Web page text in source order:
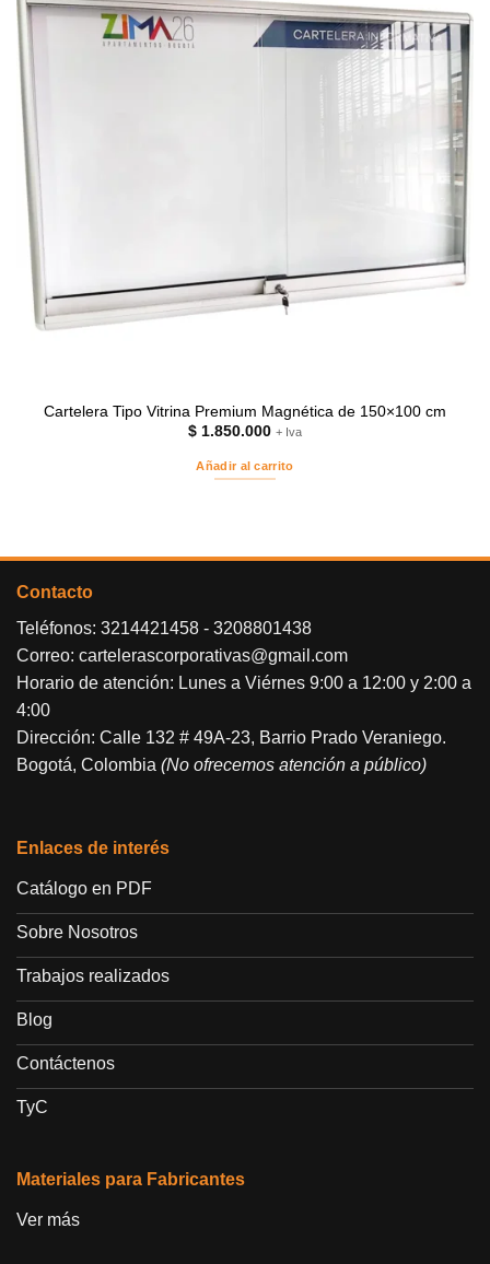
Cartelera Tipo Vitrina Premium Magnética de 150×100 cm
$ 1.850.000 + Iva
Añadir al carrito
Contacto
Teléfonos: 3214421458 - 3208801438
Correo: cartelerascorporativas@gmail.com
Horario de atención: Lunes a Viérnes 9:00 a 12:00 y 2:00 a
4:00
Dirección: Calle 132 # 49A-23, Barrio Prado Veraniego.
Bogotá, Colombia (No ofrecemos atención a público)
Enlaces de interés
Catálogo en PDF
Sobre Nosotros
Trabajos realizados
Blog
Contáctenos
TyC
Materiales para Fabricantes
Ver más